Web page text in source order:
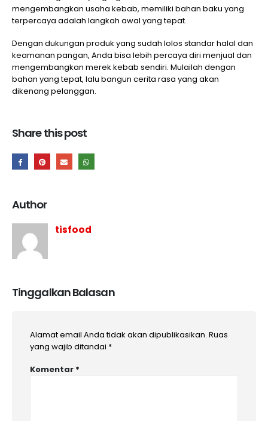
mengembangkan usaha kebab, memiliki bahan baku yang
terpercaya adalah langkah awal yang tepat.
Dengan dukungan produk yang sudah lolos standar halal dan
keamanan pangan, Anda bisa lebih percaya diri menjual dan
mengembangkan merek kebab sendiri. Mulailah dengan
bahan yang tepat, lalu bangun cerita rasa yang akan
dikenang pelanggan.
Share this post
Author
tisfood
Tinggalkan Balasan
Alamat email Anda tidak akan dipublikasikan. Ruas
yang wajib ditandai *
Komentar *